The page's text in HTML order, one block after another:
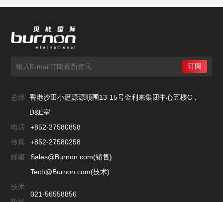
总部
香港沙田小瀝源源顺围13-15号金利来集团中心五楼C，
D&E室
电话
+852-27580858
传真
+852-27580258
邮箱
Sales@Burnon.com(销售)
Tech@Burnon.com(技术)
技术
021-56558856